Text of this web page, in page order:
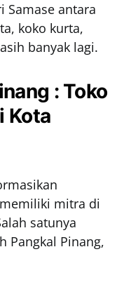
Samase antara
koko kurta,
banyak lagi.
: Toko
Kota
mitra di
satunya
Pangkal Pinang,